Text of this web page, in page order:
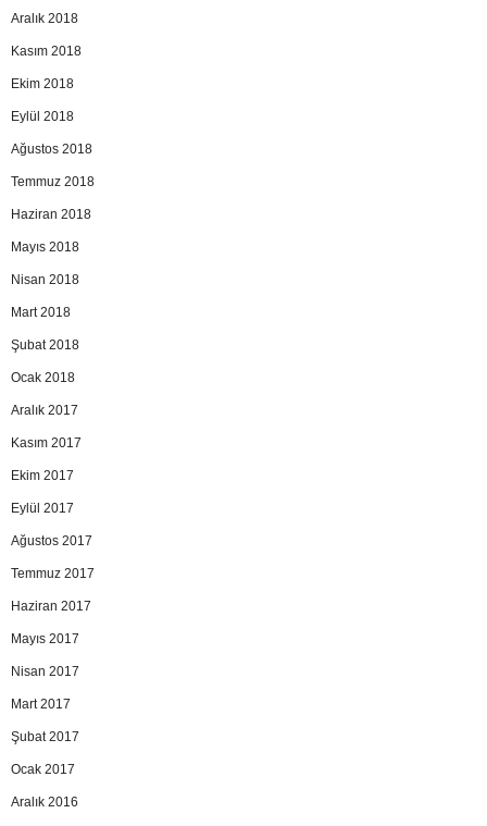
Aralık 2018
Kasım 2018
Ekim 2018
Eylül 2018
Ağustos 2018
Temmuz 2018
Haziran 2018
Mayıs 2018
Nisan 2018
Mart 2018
Şubat 2018
Ocak 2018
Aralık 2017
Kasım 2017
Ekim 2017
Eylül 2017
Ağustos 2017
Temmuz 2017
Haziran 2017
Mayıs 2017
Nisan 2017
Mart 2017
Şubat 2017
Ocak 2017
Aralık 2016